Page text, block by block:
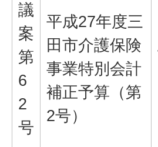
議
案
第
6
2
号
平成27年度三
田市介護保険
事業特別会計
補正予算（第
2号）